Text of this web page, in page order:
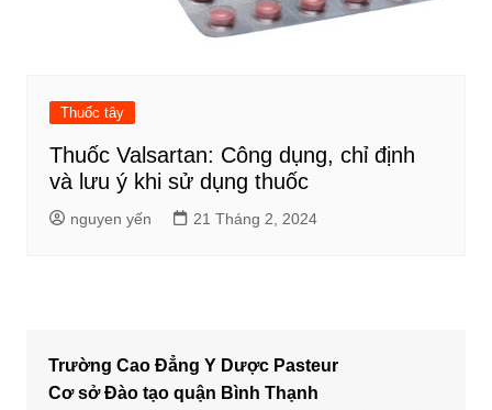
Thuốc tây
Thuốc Valsartan: Công dụng, chỉ định
và lưu ý khi sử dụng thuốc
nguyen yến 21 Tháng 2, 2024
Trường Cao Đẳng Y Dược Pasteur
Cơ sở Đào tạo quận Bình Thạnh